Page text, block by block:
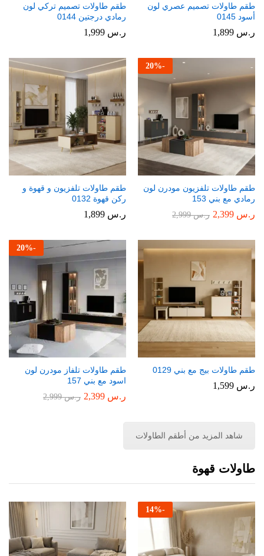
طقم طاولات تصميم عصري لون
أسود 0145
ر.س
طقم طاولات تصميم تركي لون
رمادي درجتين 0144
ر.س
-
20%
طقم طاولات تلفزيون مودرن لون
رمادي مع بني 153
ر.س ر.س2,999
طقم طاولات تلفزيون و قهوة و
ركن قهوة 0132
ر.س
طقم طاولات بيج مع بني 0129
ر.س
-
20%
طقم طاولات تلفاز مودرن لون
اسود مع بني 157
ر.س ر.س2,999
شاهد المزيد من أطقم الطاولات
طاولات قهوة
-
14%